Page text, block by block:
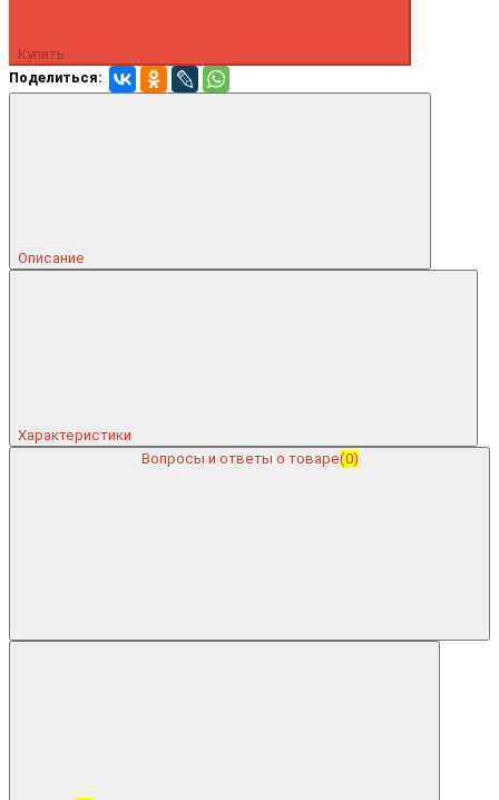
Купить
Поделиться:
Описание
Характеристики
Вопросы и ответы о товаре(0)